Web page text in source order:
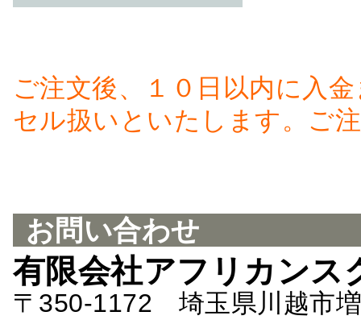
ご注文後、１０日以内に入
セル扱いといたします。ご
お問い合わせ
有限会社アフリカンス
〒350-1172 埼玉県川越市